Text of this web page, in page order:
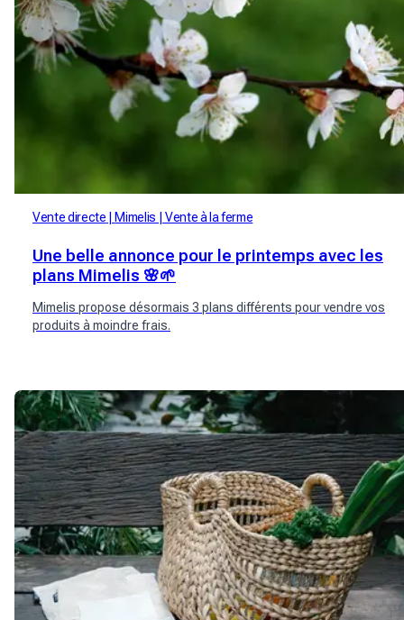
Vente directe Mimelis Vente à la ferme
Une belle annonce pour le printemps avec les
plans Mimelis 🌸🌱
Mimelis propose désormais 3 plans différents pour vendre vos
produits à moindre frais.